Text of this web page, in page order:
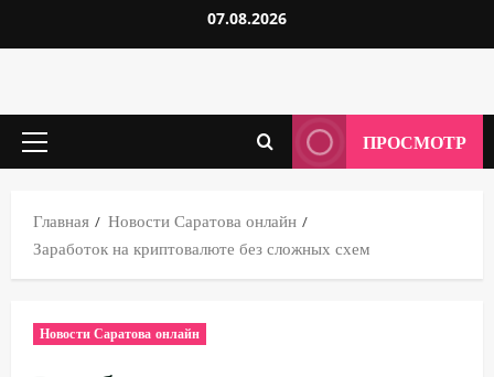
к
07.08.2026
Основное
ПРОСМОТР
Главная
Новости Саратова онлайн
Заработок на криптовалюте без сложных схем
Новости Саратова онлайн